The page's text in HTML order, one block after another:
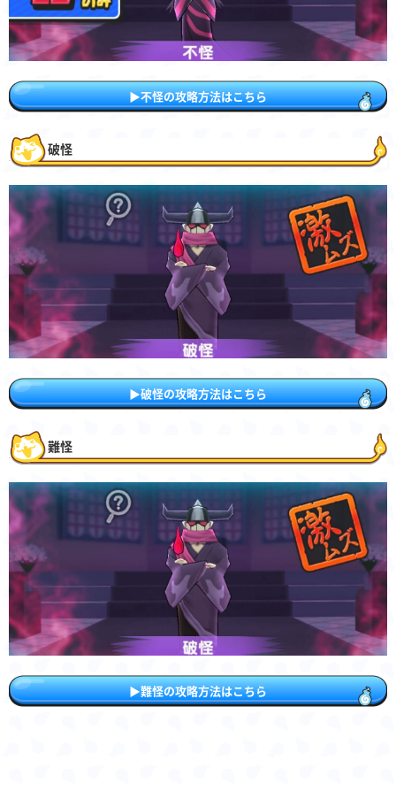
▶︎不怪の攻略方法はこちら
破怪
▶︎破怪の攻略方法はこちら
難怪
▶︎難怪の攻略方法はこちら